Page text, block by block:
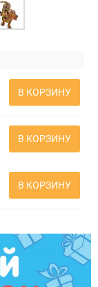
В КОРЗИНУ
В КОРЗИНУ
В КОРЗИНУ